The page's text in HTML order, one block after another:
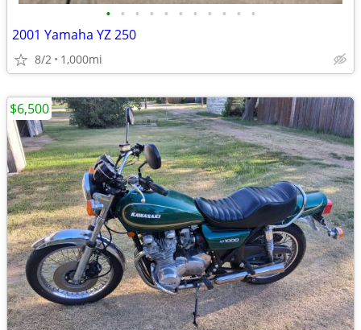
• • • • • • • • • • •
2001 Yamaha YZ 250
8/2 1,000mi
$6,500